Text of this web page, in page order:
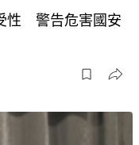
性 警告危害國安